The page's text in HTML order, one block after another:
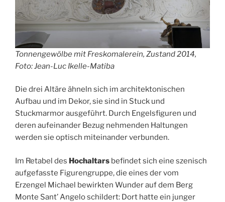
Tonnengewölbe mit Freskomalerein, Zustand 2014,
Foto: Jean-Luc Ikelle-Matiba
Die drei Altäre ähneln sich im architektonischen
Aufbau und im Dekor, sie sind in Stuck und
Stuckmarmor ausgeführt. Durch Engelsfiguren und
deren aufeinander Bezug nehmenden Haltungen
werden sie optisch miteinander verbunden.
Im Retabel des Hochaltars befindet sich eine szenisch
aufgefasste Figurengruppe, die eines der vom
Erzengel Michael bewirkten Wunder auf dem Berg
Monte Sant’ Angelo schildert: Dort hatte ein junger